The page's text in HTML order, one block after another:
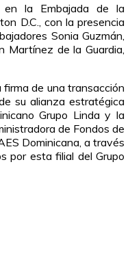
la Embajada de la
D.C., con la presencia
Sonia Guzmán,
Martínez de la Guardia,
de una transacción
su alianza estratégica
Grupo Linda y la
de Fondos de
Dominicana, a través
por esta filial del Grupo